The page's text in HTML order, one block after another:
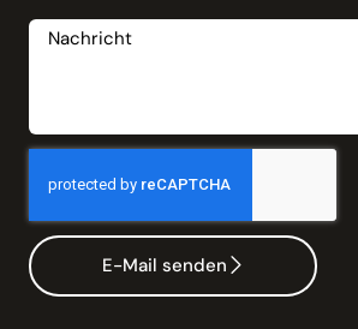
E-Mail senden